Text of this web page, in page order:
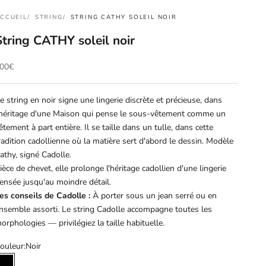
STRING STRING CATHY SOLEIL NOIR
CATHY soleil noir
de vente
string en noir signe une lingerie discrète et précieuse, dans
d'une Maison qui pense le sous-vêtement comme un
à part entière. Il se taille dans un tulle, dans cette
cadollienne où la matière sert d'abord le dessin. Modèle
signé Cadolle.
de chevet, elle prolonge l'héritage cadollien d'une lingerie
jusqu'au moindre détail.
conseils de Cadolle : À porter sous un jean serré ou en
assorti. Le string Cadolle accompagne toutes les
— privilégiez la taille habituelle.
Noir